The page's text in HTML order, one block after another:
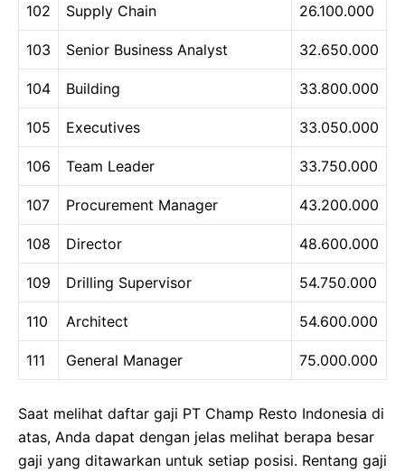
102 Supply Chain 26.100.000
103 Senior Business Analyst 32.650.000
104 Building 33.800.000
105 Executives 33.050.000
106 Team Leader 33.750.000
107 Procurement Manager 43.200.000
108 Director 48.600.000
109 Drilling Supervisor 54.750.000
110 Architect 54.600.000
111 General Manager 75.000.000
Saat melihat daftar gaji PT Champ Resto Indonesia di
atas, Anda dapat dengan jelas melihat berapa besar
gaji yang ditawarkan untuk setiap posisi. Rentang gaji